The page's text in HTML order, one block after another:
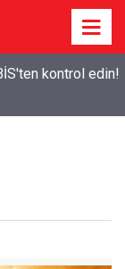
kontrol edin!